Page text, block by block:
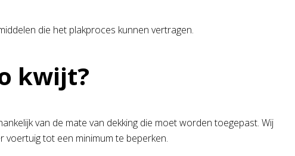
die het plakproces kunnen vertragen.
kwijt?
van de mate van dekking die moet worden toegepast. Wij
tot een minimum te beperken.